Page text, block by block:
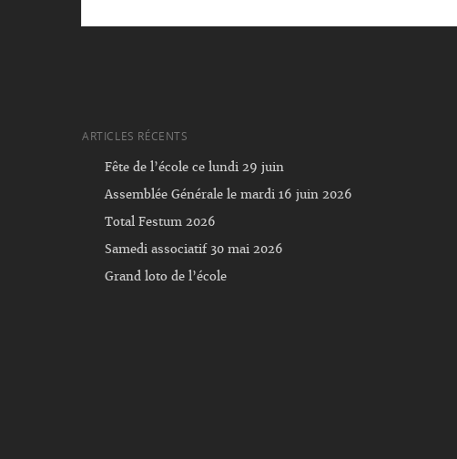
ARTICLES RÉCENTS
Fête de l’école ce lundi 29 juin
Assemblée Générale le mardi 16 juin 2026
Total Festum 2026
Samedi associatif 30 mai 2026
Grand loto de l’école